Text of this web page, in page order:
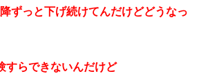
ずっと下げ続けてんだけどどうなっ
すらできないんだけど